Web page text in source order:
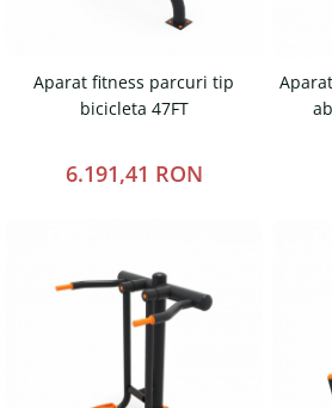
Porti fotbal / handball
Reni de craciun pentru exterior
Foisoare
Mese picnic
Stalpi stradali
Stalpi camere video
Stalpi / bolarzi de delimitare
pentru trotuar
Aparat fitness parcuri tip
bicicleta 47FT
6.191,41 RON